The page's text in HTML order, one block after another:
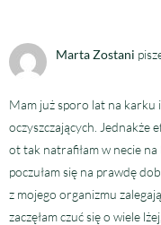
Marta Zostani
Mam już sporo lat na karku
oczyszczających. Jednakże
ot tak natrafiłam w necie
poczułam się na prawdę
z mojego organizmu
zaczęłam czuć się o wiele